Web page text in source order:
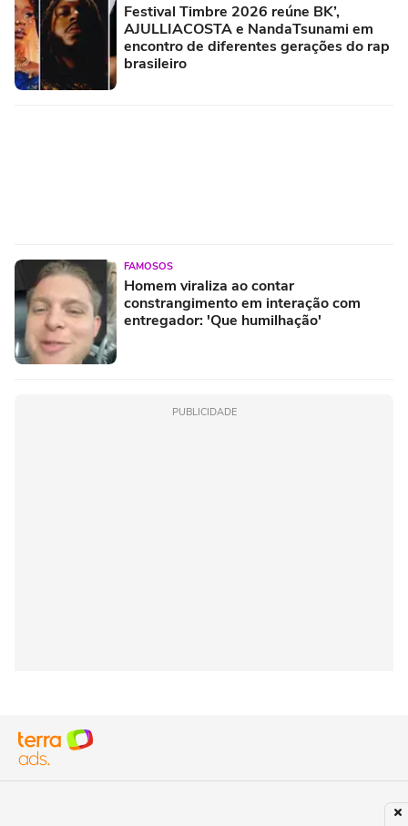
Festival Timbre 2026 reúne BK’,
AJULLIACOSTA e NandaTsunami em
encontro de diferentes gerações do rap
brasileiro
FAMOSOS
Homem viraliza ao contar
constrangimento em interação com
entregador: 'Que humilhação'
PUBLICIDADE